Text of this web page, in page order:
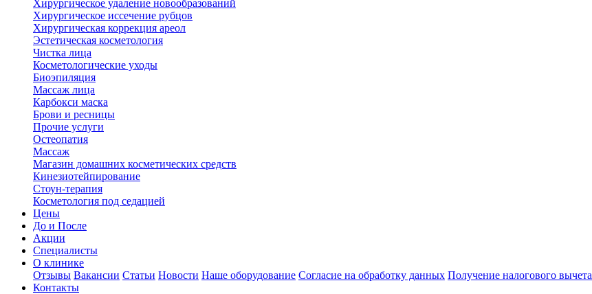
Хирургическое удаление новообразований
Хирургическое иссечение рубцов
Хирургическая коррекция ареол
Эстетическая косметология
Чистка лица
Косметологические уходы
Биоэпиляция
Массаж лица
Карбокси маска
Брови и ресницы
Прочие услуги
Остеопатия
Массаж
Магазин домашних косметических средств
Кинезиотейпирование
Стоун-терапия
Косметология под седацией
Цены
До и После
Акции
Специалисты
О клинике
Отзывы Вакансии Статьи Новости Наше оборудование Согласие на обработку данных Получение налогового вычета
Контакты